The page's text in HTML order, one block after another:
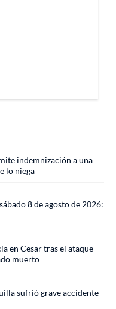
indemnización a una
lo niega
8 de agosto de 2026:
en Cesar tras el ataque
muerto
sufrió grave accidente